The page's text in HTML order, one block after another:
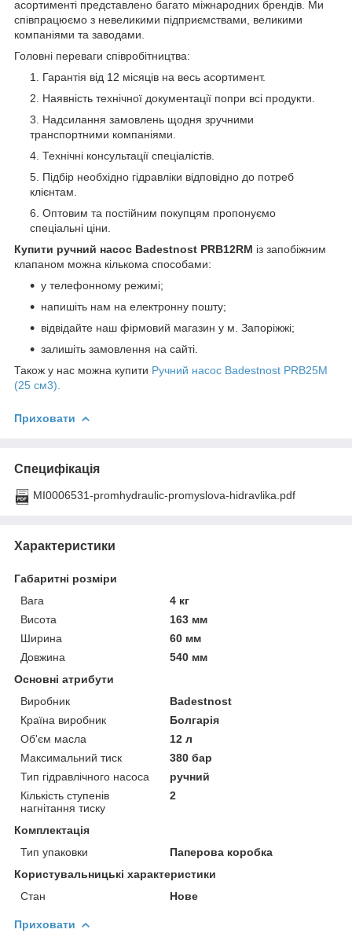
асортименті представлено багато міжнародних брендів. Ми
співпрацюємо з невеликими підприємствами, великими
компаніями та заводами.
Головні переваги співробітництва:
Гарантія від 12 місяців на весь асортимент.
Наявність технічної документації попри всі продукти.
Надсилання замовлень щодня зручними
транспортними компаніями.
Технічні консультації спеціалістів.
Підбір необхідно гідравліки відповідно до потреб
клієнтам.
Оптовим та постійним покупцям пропонуємо
спеціальні ціни.
Купити ручний насос Badestnost PRB12RM із запобіжним
клапаном можна кількома способами:
у телефонному режимі;
напишіть нам на електронну пошту;
відвідайте наш фірмовий магазин у м. Запоріжжі;
залишіть замовлення на сайті.
Також у нас можна купити Ручний насос Badestnost PRB25M
(25 см3).
Приховати
Специфікація
MI0006531-promhydraulic-promyslova-hidravlika.pdf
Характеристики
Габаритні розміри
Вага
4 кг
Висота
163 мм
Ширина
60 мм
Довжина
540 мм
Основні атрибути
Виробник
Badestnost
Країна виробник
Болгарія
Об'єм масла
12 л
Максимальний тиск
380 бар
Тип гідравлічного насоса
ручний
Кількість ступенів
нагнітання тиску
2
Комплектація
Тип упаковки
Паперова коробка
Користувальницькі характеристики
Стан
Нове
Приховати